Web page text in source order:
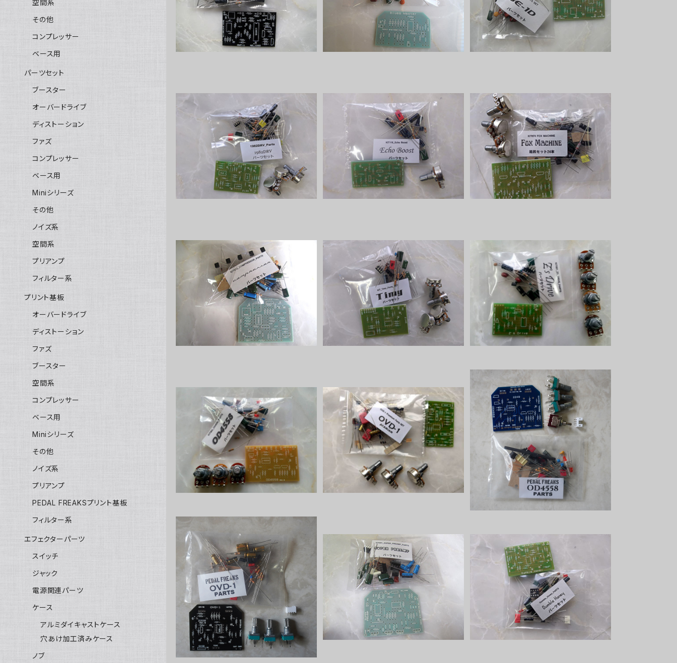
¥2,900
¥2,200
¥3,200
1982DRVパーツセット
¥3,200
Echo Boost パーツセット
¥2,000
Fox machineパーツセット
¥2,700
Compressor パーツセット
¥3,100
Timyパーツセット
¥2,500
Z's Driveパーツセット
¥2,300
OD4558パーツセット
¥2,600
OVD-1パーツセット
¥2,600
PEDAL FREAKS OD4558 パーツ
¥3,000
PEDAL FREAKS OVD-1パーツセッ
ト
¥3,000
Super Preampパーツセット
¥2,800
Dumble Honeyパーツセット
¥2,300
空間系
その他
コンプレッサー
ベース用
パーツセット
ブースター
オーバードライブ
ディストーション
ファズ
コンプレッサー
ベース用
Miniシリーズ
その他
ノイズ系
空間系
プリアンプ
フィルター系
プリント基板
オーバードライブ
ディストーション
ファズ
ブースター
空間系
コンプレッサー
ベース用
Miniシリーズ
その他
ノイズ系
プリアンプ
PEDAL FREAKSプリント基板
フィルター系
エフェクターパーツ
スイッチ
ジャック
電源関連パーツ
ケース
アルミダイキャストケース
穴あけ加工済みケース
ノブ